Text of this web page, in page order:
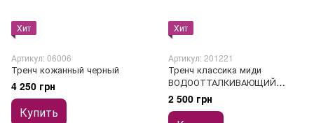
Хит
Артикул: 06006
Тренч кожанный черный
4 250 грн
Купить
Хит
Артикул: 201221
Тренч классика миди
ВОДООТТАЛКИВАЮЩИЙ
фисташка/серый
2 500 грн